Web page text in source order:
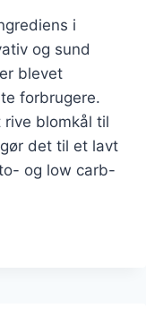
i
og sund
blevet
forbrugere.
rive blomkål til
det til et lavt
og low carb-